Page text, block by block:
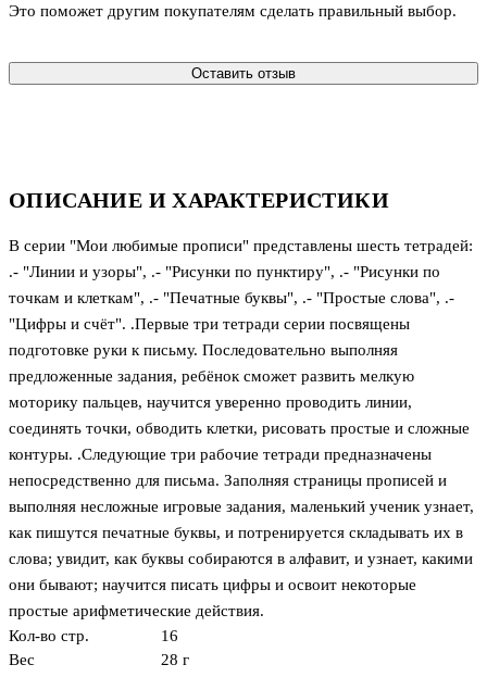
ОПИСАНИЕ И ХАРАКТЕРИСТИКИ
В серии "Мои любимые прописи" представлены шесть тетрадей:
.- "Линии и узоры", .- "Рисунки по пунктиру", .- "Рисунки по
точкам и клеткам", .- "Печатные буквы", .- "Простые слова", .-
"Цифры и счёт". .Первые три тетради серии посвящены
подготовке руки к письму. Последовательно выполняя
предложенные задания, ребёнок сможет развить мелкую
моторику пальцев, научится уверенно проводить линии,
соединять точки, обводить клетки, рисовать простые и сложные
контуры. .Следующие три рабочие тетради предназначены
непосредственно для письма. Заполняя страницы прописей и
выполняя несложные игровые задания, маленький ученик узнает,
как пишутся печатные буквы, и потренируется складывать их в
слова; увидит, как буквы собираются в алфавит, и узнает, какими
они бывают; научится писать цифры и освоит некоторые
простые арифметические действия.
Кол-во стр.
16
Вес
28 г
Это поможет другим покупателям сделать правильный выбор.
Оставить отзыв